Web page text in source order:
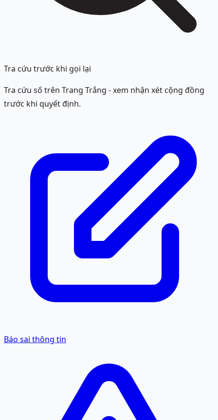
Tra cứu trước khi gọi lại
Tra cứu số trên Trang Trắng - xem nhận xét cộng đồng
trước khi quyết định.
Báo sai thông tin